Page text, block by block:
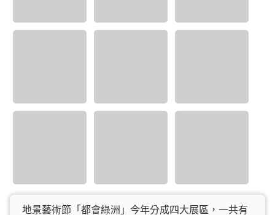
地景藝術節「都會綠洲」今年分成四大展區，一共有